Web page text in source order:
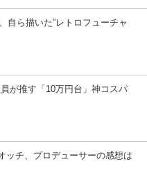
自ら描いた”レトロフューチャ
員が推す「10万円台」神コスパ
ッチ、プロデューサーの感想は